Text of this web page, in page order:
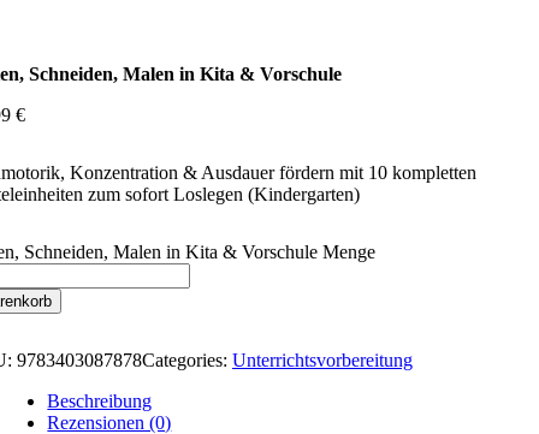
Schneiden, Malen in Kita & Vorschule
€
Konzentration & Ausdauer fördern mit 10 kompletten
zum sofort Loslegen (Kindergarten)
Schneiden, Malen in Kita & Vorschule Menge
9783403087878Categories: Unterrichtsvorbereitung
Beschreibung
Rezensionen (0)